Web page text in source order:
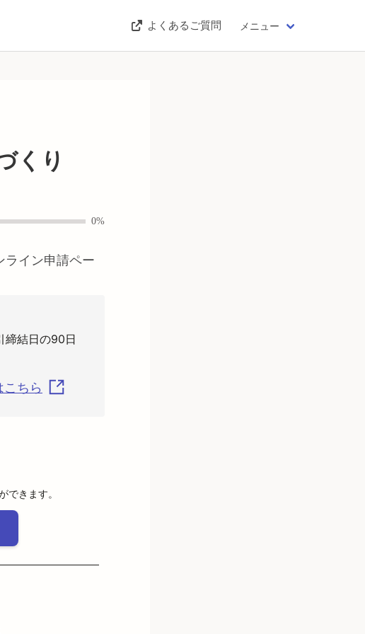
よくあるご質問 メニュー
くり
0%
ライン申請ペー
締結日の90日
ちら
できます。